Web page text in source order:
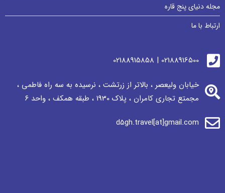
مجله دنیای پنج قاره
ارتباط با ما
02188916500 | 02188915858
خیابان ولیعصر ، بالاتر از زرتشت ، نرسيده به سه راه فاطمی ،
مجمتع تجاری كامران ، پلاک 1930 ، طبقه همکف ، واحد ٦
d5gh.travel[at]gmail.com